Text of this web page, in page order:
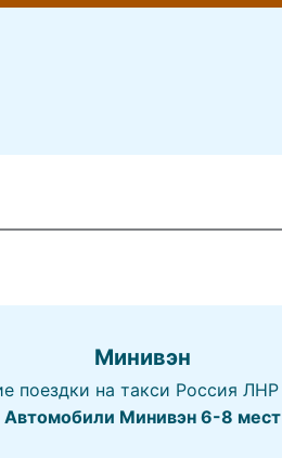
Минивэн
Автомобили Минивэн 6-8 мест